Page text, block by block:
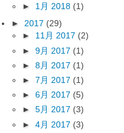
► 1月 2018 (1)
► 2017 (29)
► 11月 2017 (2)
► 9月 2017 (1)
► 8月 2017 (1)
► 7月 2017 (1)
► 6月 2017 (5)
► 5月 2017 (3)
► 4月 2017 (3)